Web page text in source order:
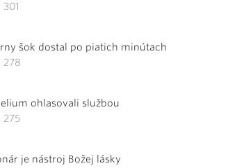
šok dostal po piatich minútach
278
ohlasovali službou
275
je nástroj Božej lásky